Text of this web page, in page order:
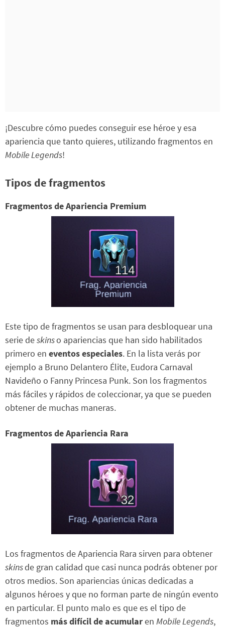
¡Descubre cómo puedes conseguir ese héroe y esa
apariencia que tanto quieres, utilizando fragmentos en
Mobile Legends!
Tipos de fragmentos
Fragmentos de Apariencia Premium
Este tipo de fragmentos se usan para desbloquear una
serie deskinso apariencias que han sido habilitados
primero en eventos especiales. En la lista verás por
ejemplo a Bruno Delantero Élite, Eudora Carnaval
Navideño o Fanny Princesa Punk. Son los fragmentos
más fáciles y rápidos de coleccionar, ya que se pueden
obtener de muchas maneras.
Fragmentos de Apariencia Rara
Los fragmentos de Apariencia Rara sirven para obtener
skinsde gran calidad que casi nunca podrás obtener por
otros medios. Son apariencias únicas dedicadas a
algunos héroes y que no forman parte de ningún evento
en particular. El punto malo es que es el tipo de
fragmentos más difícil de acumularen Mobile Legends,